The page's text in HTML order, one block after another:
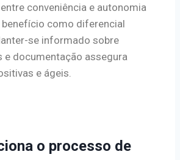
conveniência e autonomia
como diferencial
se informado sobre
e documentação assegura
e ágeis.
o processo de